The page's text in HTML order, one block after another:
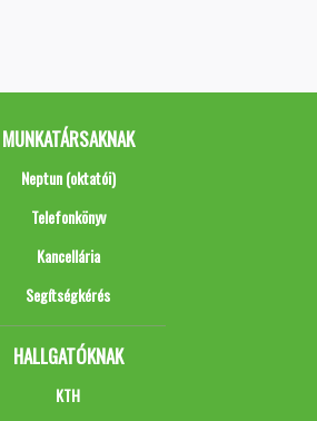
MUNKATÁRSAKNAK
Neptun (oktatói)
Telefonkönyv
Kancellária
Segítségkérés
HALLGATÓKNAK
KTH